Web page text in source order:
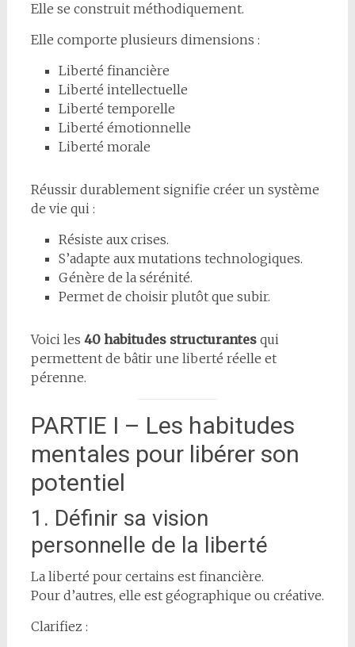
Elle se construit méthodiquement.
Elle comporte plusieurs dimensions :
Liberté financière
Liberté intellectuelle
Liberté temporelle
Liberté émotionnelle
Liberté morale
Réussir durablement signifie créer un système
de vie qui :
Résiste aux crises.
S’adapte aux mutations technologiques.
Génère de la sérénité.
Permet de choisir plutôt que subir.
Voici les 40 habitudes structurantesqui
permettent de bâtir une liberté réelle et
pérenne.
PARTIE I – Les habitudes
mentales pour libérer son
potentiel
1. Définir sa vision
personnelle de la liberté
La liberté pour certains est financière.
Pour d’autres, elle est géographique ou créative.
Clarifiez :